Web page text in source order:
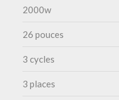
2000w
26 pouces
3 cycles
3 places